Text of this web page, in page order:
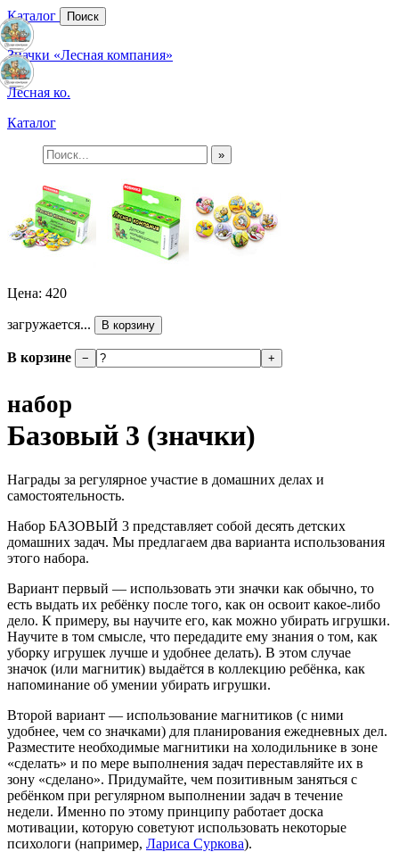
Каталог Поиск
Значки «Лесная компания»
Лесная ко.
Каталог
»
Цена: 420
загружается... В корзину
В корзине − +
набор
Базовый 3 (значки)
Награды за регулярное участие в домашних делах и
самостоятельность.
Набор БАЗОВЫЙ 3 представляет собой десять детских
домашних задач. Мы предлагаем два варианта использования
этого набора.
Вариант первый — использовать эти значки как обычно, то
есть выдать их ребёнку после того, как он освоит какое-либо
дело. К примеру, вы научите его, как можно убирать игрушки.
Научите в том смысле, что передадите ему знания о том, как
уборку игрушек лучше и удобнее делать). В этом случае
значок (или магнитик) выдаётся в коллекцию ребёнка, как
напоминание об умении убирать игрушки.
Второй вариант — использование магнитиков (с ними
удобнее, чем со значками) для планирования ежедневных дел.
Разместите необходимые магнитики на холодильнике в зоне
«сделать» и по мере выполнения задач переставляйте их в
зону «сделано». Придумайте, чем позитивным заняться с
ребёнком при регулярном выполнении задач в течение
недели. Именно по этому принципу работает доска
мотивации, которую советуют использовать некоторые
психологи (например, Лариса Суркова).